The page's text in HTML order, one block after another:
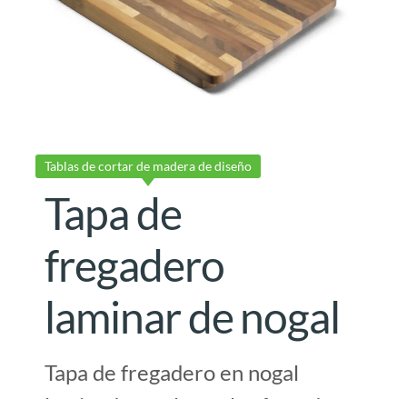
Tablas de cortar de madera de diseño
Tapa de
fregadero
laminar de nogal
Tapa de fregadero en nogal